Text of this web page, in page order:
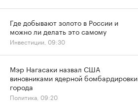
Где добывают золото в России и
можно ли делать это самому
Инвестиции, 09:30
Мэр Нагасаки назвал США
виновниками ядерной бомбардировки
города
Политика, 09:20